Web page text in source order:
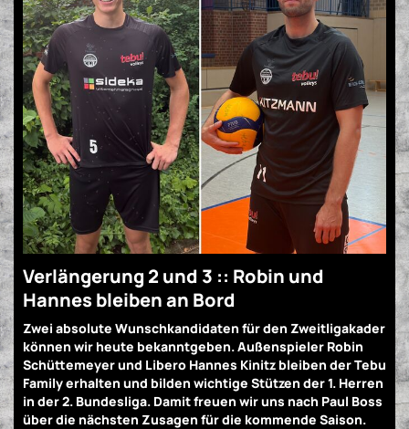
Verlängerung 2 und 3 :: Robin und
Hannes bleiben an Bord
Zwei absolute Wunschkandidaten für den Zweitligakader
können wir heute bekanntgeben. Außenspieler Robin
Schüttemeyer und Libero Hannes Kinitz bleiben der Tebu
Family erhalten und bilden wichtige Stützen der 1. Herren
in der 2. Bundesliga. Damit freuen wir uns nach Paul Boss
über die nächsten Zusagen für die kommende Saison.